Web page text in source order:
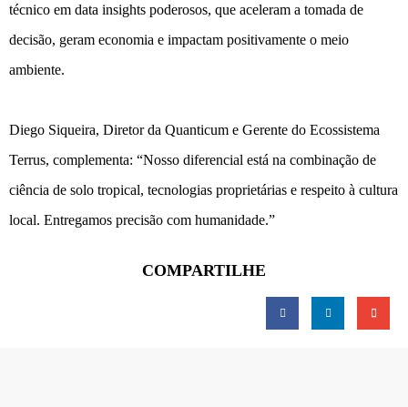
técnico em data insights poderosos, que aceleram a tomada de
decisão, geram economia e impactam positivamente o meio
ambiente.
Diego Siqueira, Diretor da Quanticum e Gerente do Ecossistema
Terrus, complementa: “Nosso diferencial está na combinação de
ciência de solo tropical, tecnologias proprietárias e respeito à cultura
local. Entregamos precisão com humanidade.”
COMPARTILHE